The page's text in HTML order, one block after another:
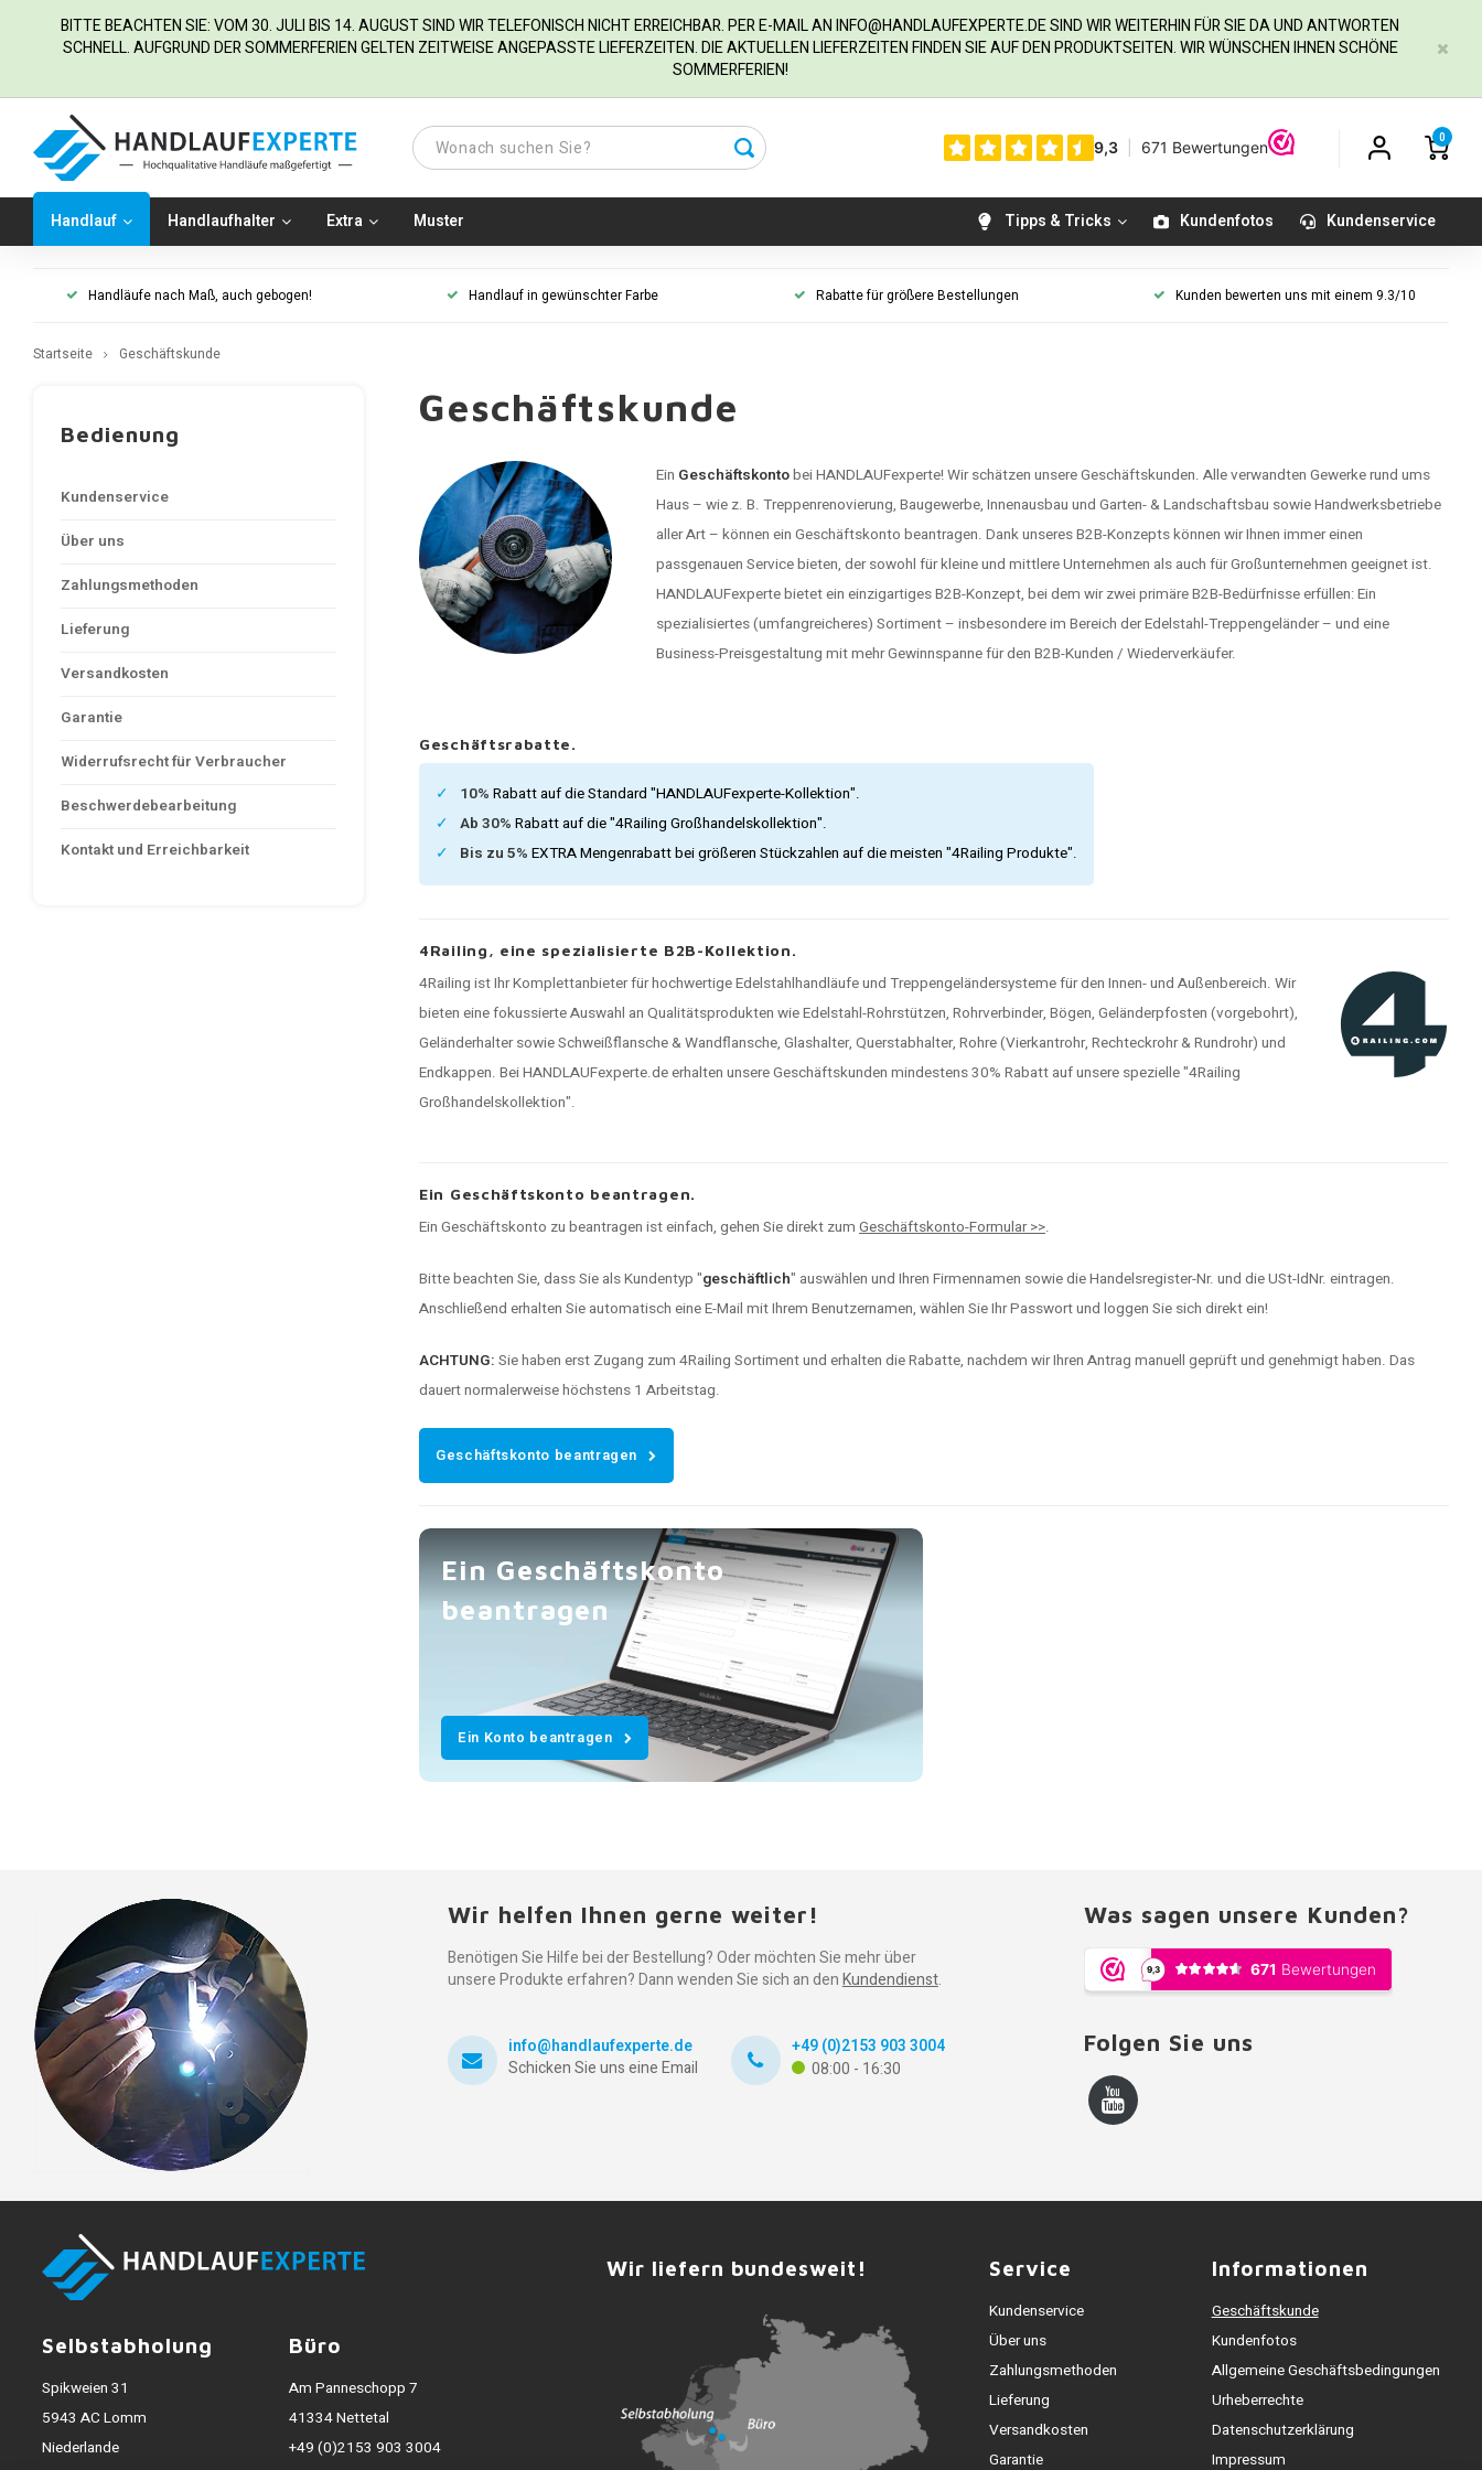
BITTE BEACHTEN SIE: VOM 30. JULI BIS 14. AUGUST SIND WIR TELEFONISCH NICHT ERREICHBAR. PER E-MAIL ANINFO@HANDLAUFEXPERTE.DESIND WIR WEITERHIN FÜR SIE DA UND ANTWORTEN
SCHNELL. AUFGRUND DER SOMMERFERIEN GELTEN ZEITWEISE ANGEPASSTE LIEFERZEITEN. DIE AKTUELLEN LIEFERZEITEN FINDEN SIE AUF DEN PRODUKTSEITEN. WIR WÜNSCHEN IHNEN SCHÖNE
SOMMERFERIEN!
0
Handlauf Handlaufhalter Extra Muster Tipps & Tricks Kundenfotos Kundenservice
Handläufe nach Maß, auch gebogen! Handlauf in gewünschter Farbe Rabatte für größere Bestellungen Kunden bewerten uns mit einem 9.3/10
Startseite Geschäftskunde
Bedienung
Kundenservice
Über uns
Zahlungsmethoden
Lieferung
Versandkosten
Garantie
Widerrufsrecht für Verbraucher
Beschwerdebearbeitung
Kontakt und Erreichbarkeit
Geschäftskunde
Ein Geschäftskontobei HANDLAUFexperte! Wir schätzen unsere Geschäftskunden. Alle verwandten Gewerke rund ums
Haus – wie z. B. Treppenrenovierung, Baugewerbe, Innenausbau und Garten- & Landschaftsbau sowie Handwerksbetriebe
aller Art – können ein Geschäftskonto beantragen. Dank unseres B2B-Konzepts können wir Ihnen immer einen
passgenauen Service bieten, der sowohl für kleine und mittlere Unternehmen als auch für Großunternehmen geeignet ist.
HANDLAUFexperte bietet ein einzigartiges B2B-Konzept, bei dem wir zwei primäre B2B-Bedürfnisse erfüllen: Ein
spezialisiertes (umfangreicheres) Sortiment – insbesondere im Bereich der Edelstahl-Treppengeländer – und eine
Business-Preisgestaltung mit mehr Gewinnspanne für den B2B-Kunden / Wiederverkäufer.
Geschäftsrabatte.
10% Rabatt auf die Standard "HANDLAUFexperte-Kollektion".
Ab 30% Rabatt auf die "4Railing Großhandelskollektion".
Bis zu 5% EXTRA Mengenrabatt bei größeren Stückzahlen auf die meisten "4Railing Produkte".
4Railing, eine spezialisierte B2B-Kollektion.
4Railing ist Ihr Komplettanbieter für hochwertige Edelstahlhandläufe und Treppengeländersysteme für den Innen- und Außenbereich. Wir
bieten eine fokussierte Auswahl an Qualitätsprodukten wie Edelstahl-Rohrstützen, Rohrverbinder, Bögen, Geländerpfosten (vorgebohrt),
Geländerhalter sowie Schweißflansche & Wandflansche, Glashalter, Querstabhalter, Rohre (Vierkantrohr, Rechteckrohr & Rundrohr) und
Endkappen. Bei HANDLAUFexperte.de erhalten unsere Geschäftskunden mindestens 30% Rabatt auf unsere spezielle "4Railing
Großhandelskollektion".
Ein Geschäftskonto beantragen.
Ein Geschäftskonto zu beantragen ist einfach, gehen Sie direkt zum Geschäftskonto-Formular >>.
Bitte beachten Sie, dass Sie als Kundentyp "geschäftlich" auswählen und Ihren Firmennamen sowie die Handelsregister-Nr. und die USt-IdNr. eintragen.
Anschließend erhalten Sie automatisch eine E-Mail mit Ihrem Benutzernamen, wählen Sie Ihr Passwort und loggen Sie sich direkt ein!
ACHTUNG: Sie haben erst Zugang zum 4Railing Sortiment und erhalten die Rabatte, nachdem wir Ihren Antrag manuell geprüft und genehmigt haben. Das
dauert normalerweise höchstens 1 Arbeitstag.
Geschäftskonto beantragen
Ein Geschäftskonto
beantragen
Ein Konto beantragen
Wir helfen Ihnen gerne weiter!
Benötigen Sie Hilfe bei der Bestellung? Oder möchten Sie mehr über
unsere Produkte erfahren? Dann wenden Sie sich an denKundendienst.
info@handlaufexperte.de
Schicken Sie uns eine Email
+49 (0)2153 903 3004
08:00 - 16:30
Was sagen unsere Kunden?
Folgen Sie uns
Selbstabholung
Spikweien 31
5943 AC Lomm
Niederlande
Büro
Am Panneschopp 7
41334 Nettetal
+49 (0)2153 903 3004
Wir liefern bundesweit! Service
Kundenservice
Über uns
Zahlungsmethoden
Lieferung
Versandkosten
Garantie
Informationen
Geschäftskunde
Kundenfotos
Allgemeine Geschäftsbedingungen
Urheberrechte
Datenschutzerklärung
Impressum